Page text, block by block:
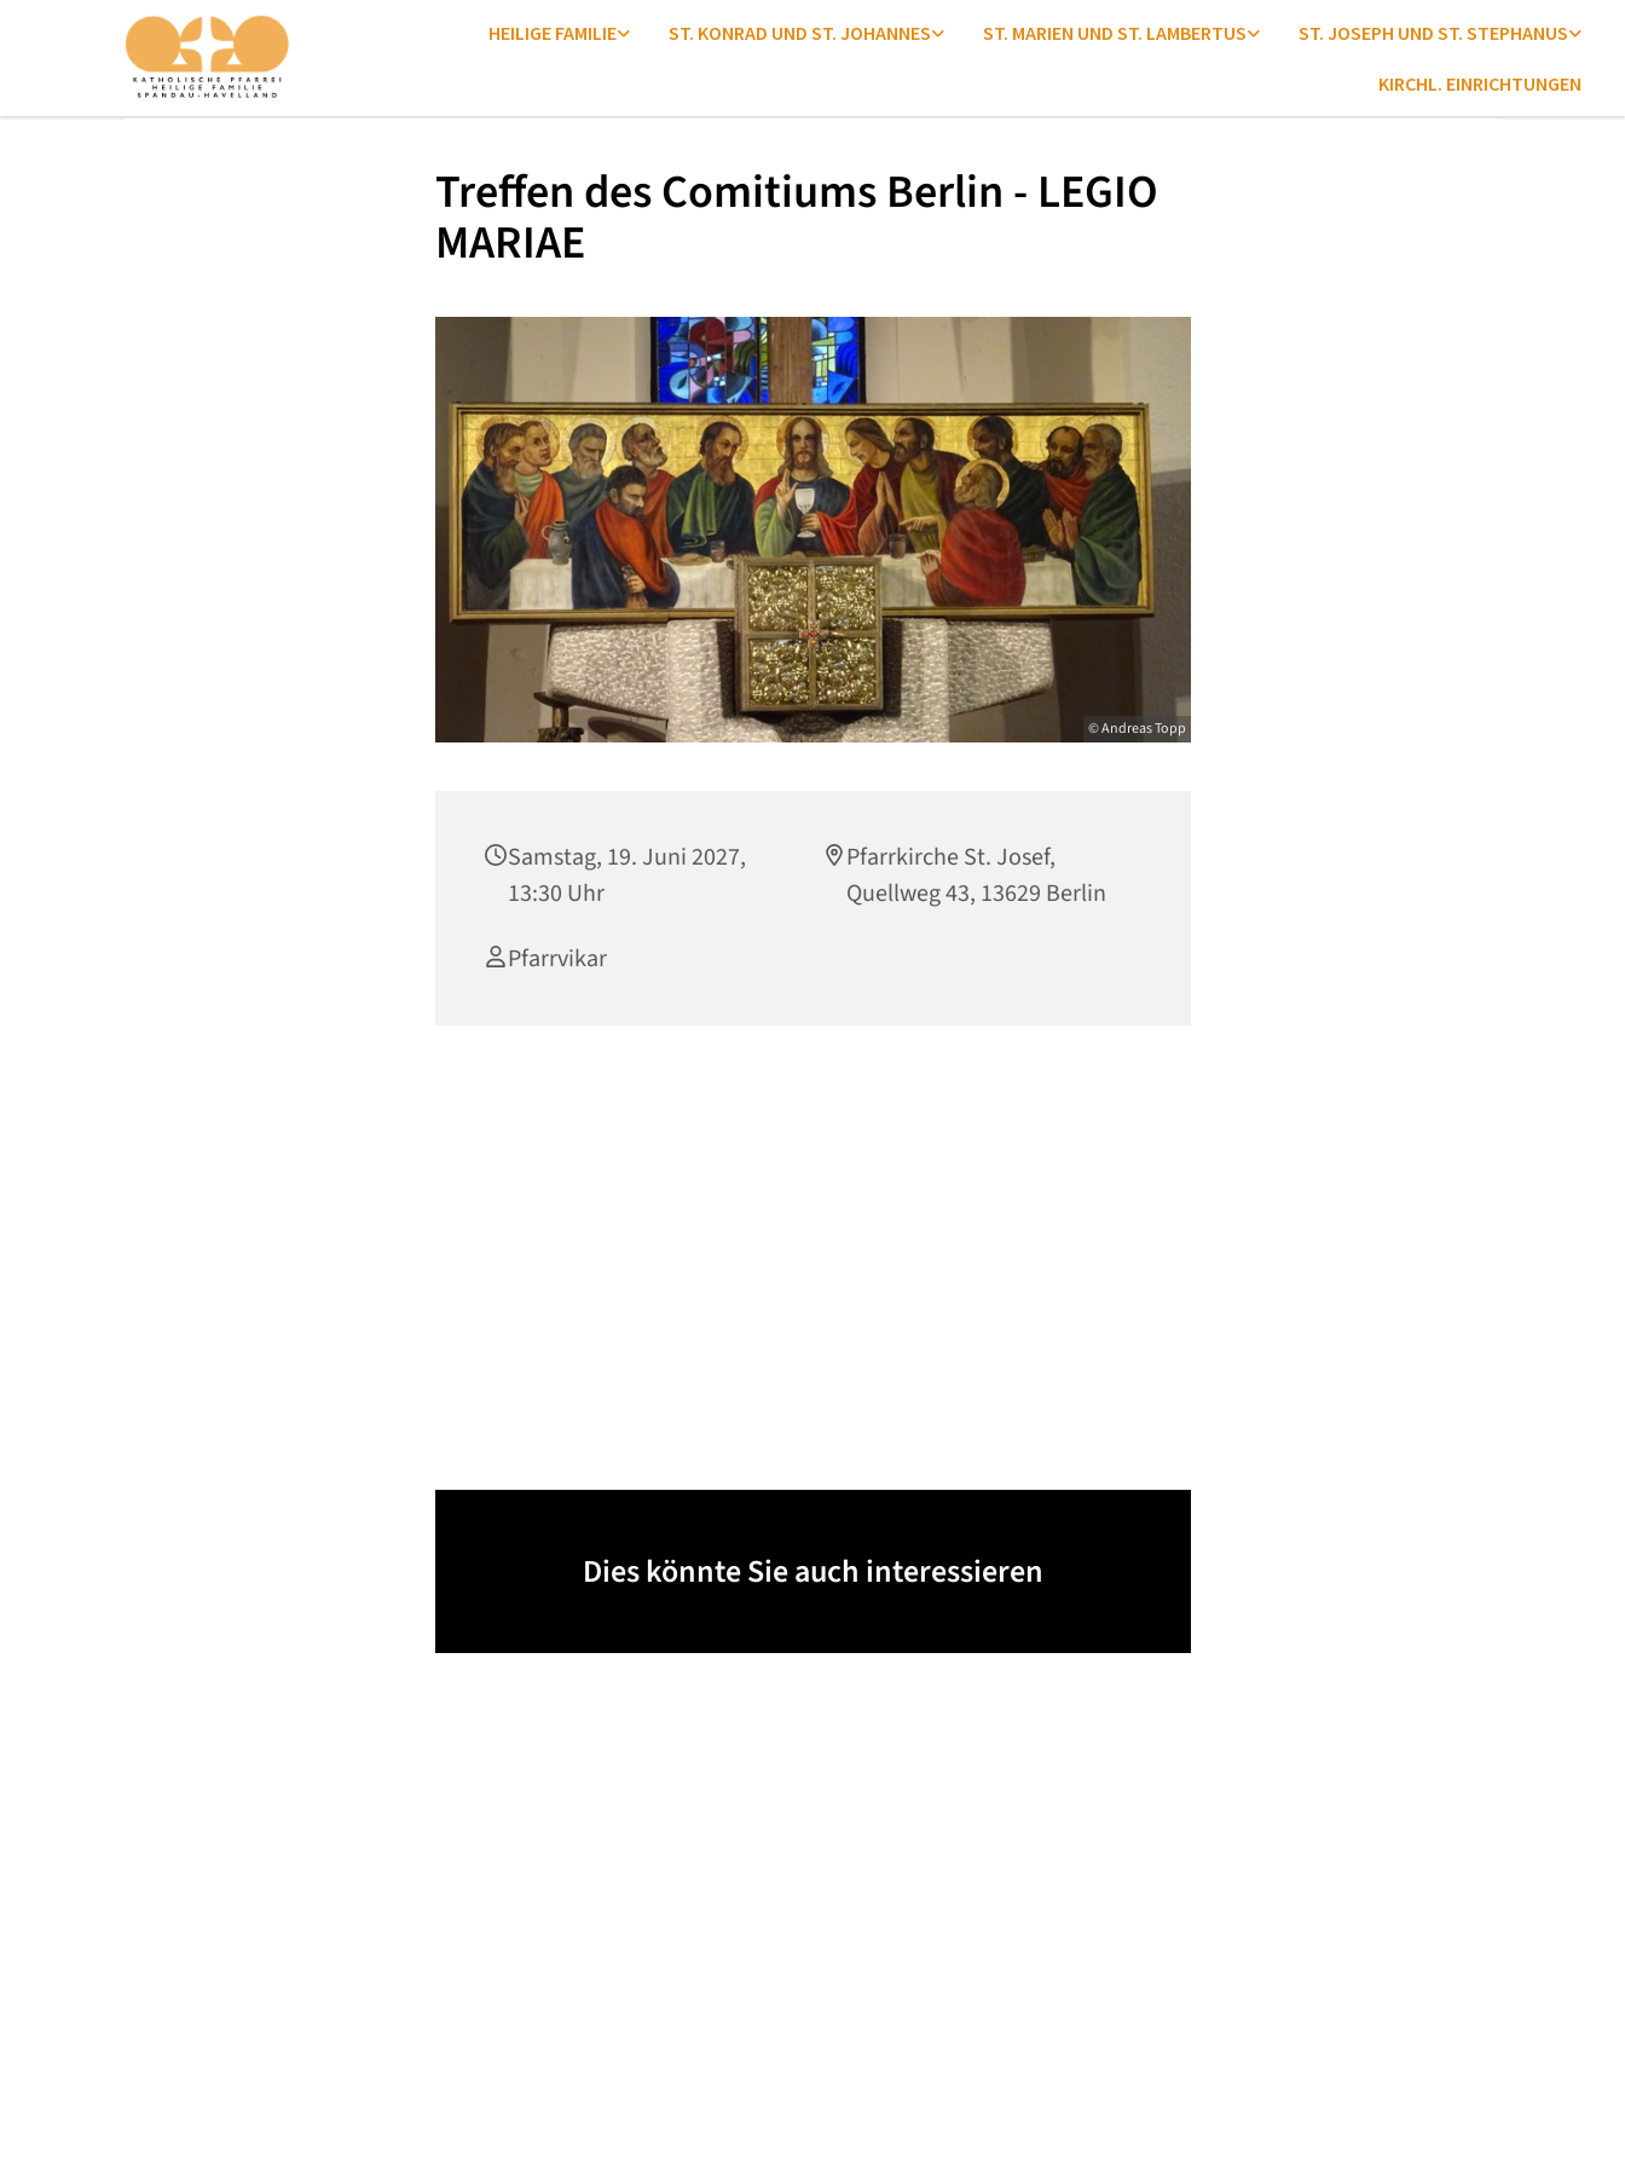
HEILIGE FAMILIE ST. KONRAD UND ST. JOHANNES ST. MARIEN UND ST. LAMBERTUS ST. JOSEPH UND ST. STEPHANUS
KIRCHL. EINRICHTUNGEN
Treffen des Comitiums Berlin - LEGIO
MARIAE
© Andreas Topp
Samstag, 19. Juni 2027,
13:30 Uhr
Pfarrkirche St. Josef,
Quellweg 43, 13629 Berlin
Pfarrvikar
Dies könnte Sie auch interessieren